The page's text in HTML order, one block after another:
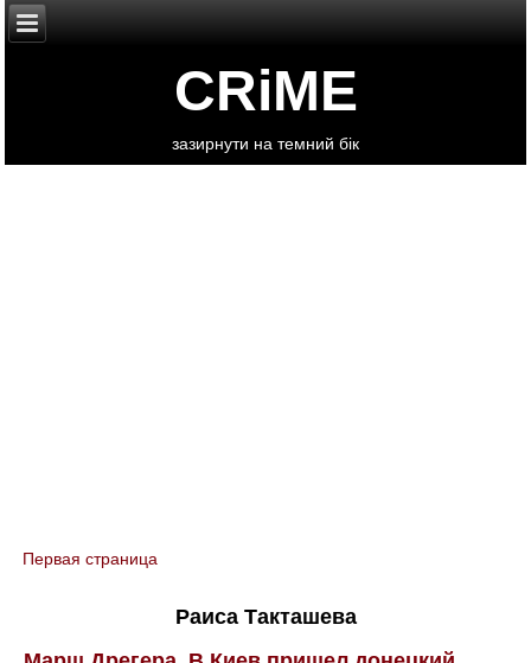
CRiME
зазирнути на темний бік
You are here
Первая страница
Раиса Такташева